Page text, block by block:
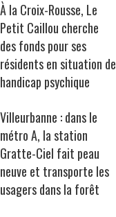
À la Croix-Rousse, Le
Petit Caillou cherche
des fonds pour ses
résidents en situation de
handicap psychique
Villeurbanne : dans le
métro A, la station
Gratte-Ciel fait peau
neuve et transporte les
usagers dans la forêt